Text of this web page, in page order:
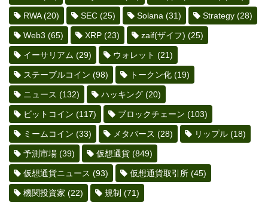
RWA(20) SEC (25) Solana (31) Strategy (28)
Web3 (65) XRP (23) zaif(ザイフ) (25)
イーサリアム (29) ウォレット (21)
ステーブルコイン (98) トークン化 (19)
ニュース (132) ハッキング (20)
ビットコイン (117) ブロックチェーン (103)
ミームコイン (33) メタバース (28) リップル (18)
予測市場 (39) 仮想通貨 (849)
仮想通貨ニュース (93) 仮想通貨取引所 (45)
機関投資家 (22) 規制 (71)